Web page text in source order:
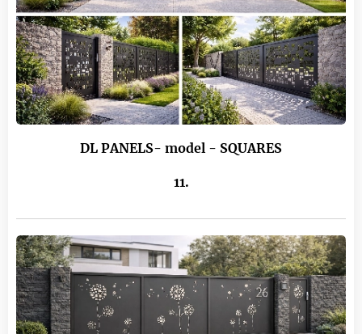
DL PANELS- model - SQUARES
11.